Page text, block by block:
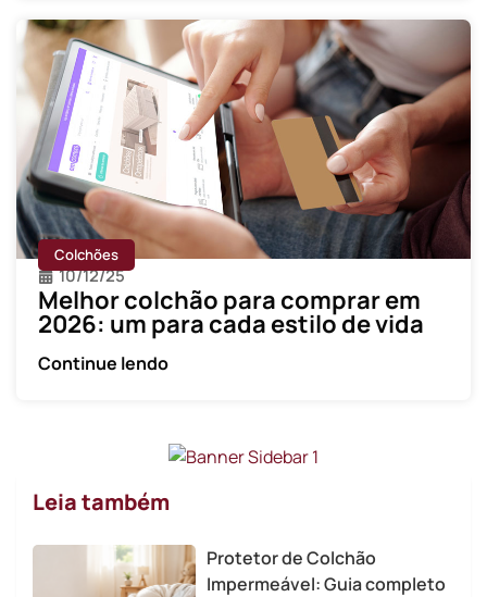
Colchões
10/12/25
Melhor colchão para comprar em
2026: um para cada estilo de vida
Continue lendo
Leia também
Protetor de Colchão
Impermeável: Guia completo